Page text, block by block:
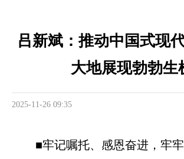
吕新斌：推动中国式现
大地展现勃勃生
2025-11-26 09:35
■牢记嘱托、感恩奋进，牢